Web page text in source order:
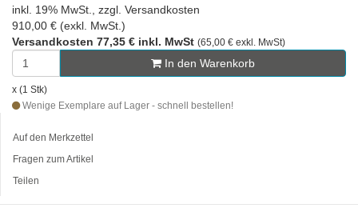
inkl. 19% MwSt., zzgl. Versandkosten
910,00 € (exkl. MwSt.)
Versandkosten 77,35 € inkl. MwSt (65,00 € exkl. MwSt)
In den Warenkorb
x (1 Stk)
Wenige Exemplare auf Lager - schnell bestellen!
Auf den Merkzettel
Fragen zum Artikel
Teilen